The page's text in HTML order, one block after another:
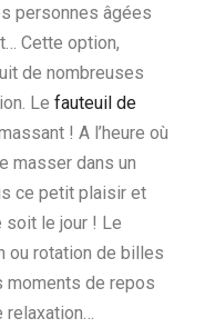
personnes âgées
Cette option,
de nombreuses
Le fauteuil de
! A l’heure où
masser dans un
ce petit plaisir et
soit le jour ! Le
ou rotation de billes
moments de repos
relaxation…